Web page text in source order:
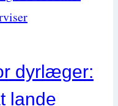
ikke-
dyrlæger:
lande